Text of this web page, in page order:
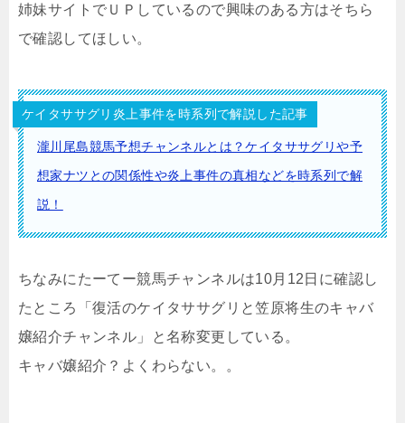
姉妹サイトでＵＰしているので興味のある方はそちら
で確認してほしい。
ケイタササグリ炎上事件を時系列で解説した記事
瀧川尾島競馬予想チャンネルとは？ケイタササグリや予
想家ナツとの関係性や炎上事件の真相などを時系列で解
説！
ちなみにたーてー競馬チャンネルは10月12日に確認し
たところ「 復活のケイタササグリと笠原将生のキャバ
嬢紹介チャンネル 」と名称変更している。
キャバ嬢紹介？よくわらない。。